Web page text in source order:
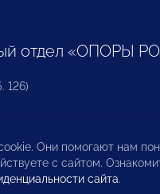
отдел «ОПОРЫ
126)
правОни помогают нам
с сайтом.
сайта.